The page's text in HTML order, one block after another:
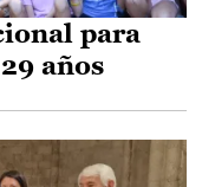
para
años